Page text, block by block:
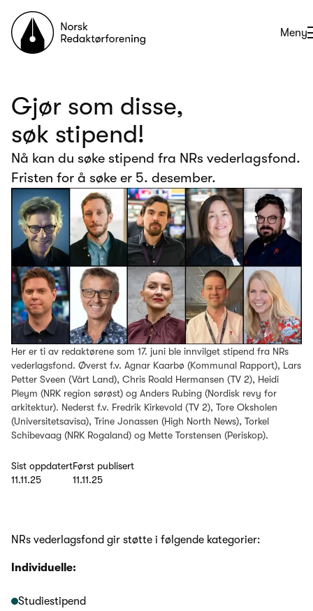
Til forsiden
Åpne
Meny
Gjør som disse,
søk stipend!
Nå kan du søke stipend fra NRs vederlagsfond.
Fristen for å søke er 5. desember.
Her er ti av redaktørene som 17. juni ble innvilget stipend fra NRs
vederlagsfond. Øverst f.v. Agnar Kaarbø (Kommunal Rapport), Lars
Petter Sveen (Vårt Land), Chris Roald Hermansen (TV 2), Heidi
Pleym (NRK region sørøst) og Anders Rubing (Nordisk revy for
arkitektur). Nederst f.v. Fredrik Kirkevold (TV 2), Tore Oksholen
(Universitetsavisa), Trine Jonassen (High North News), Torkel
Schibevaag (NRK Rogaland) og Mette Torstensen (Periskop).
Sist oppdatert
11.11.25
Først publisert
11.11.25
NRs vederlagsfond gir støtte i følgende kategorier:
Individuelle:
Studiestipend